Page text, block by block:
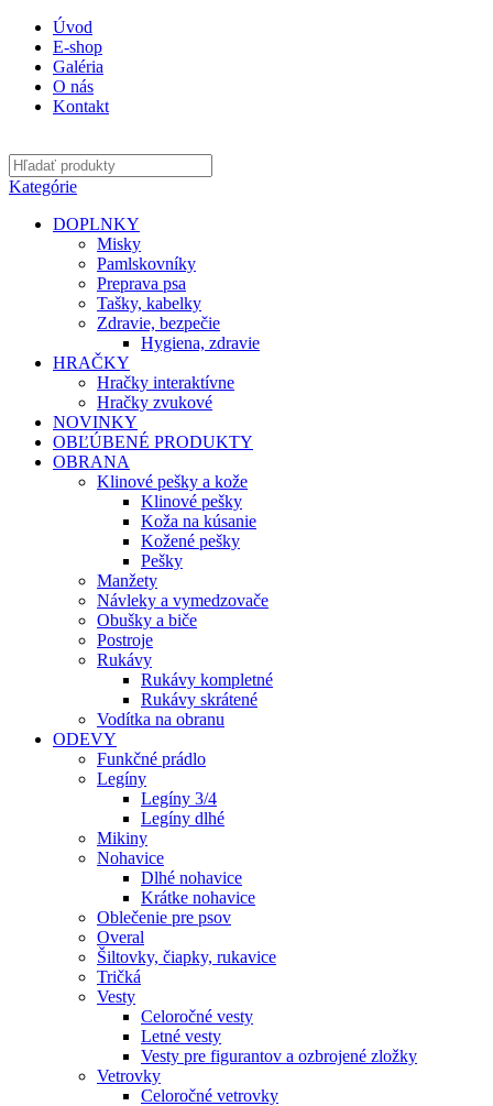
Úvod
E-shop
Galéria
O nás
Kontakt
Kategórie
DOPLNKY
Misky
Pamlskovníky
Preprava psa
Tašky, kabelky
Zdravie, bezpečie
Hygiena, zdravie
HRAČKY
Hračky interaktívne
Hračky zvukové
NOVINKY
OBĽÚBENÉ PRODUKTY
OBRANA
Klinové pešky a kože
Klinové pešky
Koža na kúsanie
Kožené pešky
Pešky
Manžety
Návleky a vymedzovače
Obušky a biče
Postroje
Rukávy
Rukávy kompletné
Rukávy skrátené
Vodítka na obranu
ODEVY
Funkčné prádlo
Legíny
Legíny 3/4
Legíny dlhé
Mikiny
Nohavice
Dlhé nohavice
Krátke nohavice
Oblečenie pre psov
Overal
Šiltovky, čiapky, rukavice
Tričká
Vesty
Celoročné vesty
Letné vesty
Vesty pre figurantov a ozbrojené zložky
Vetrovky
Celoročné vetrovky